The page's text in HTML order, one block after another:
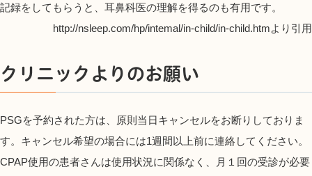
記録をしてもらうと、耳鼻科医の理解を得るのも有用です。
http://nsleep.com/hp/intemal/in-child/in-child.htmより引用
クリニックよりのお願い
PSGを予約された方は、原則当日キャンセルをお断りしておりま
す。キャンセル希望の場合には1週間以上前に連絡してください。
CPAP使用の患者さんは使用状況に関係なく、月１回の受診が必要